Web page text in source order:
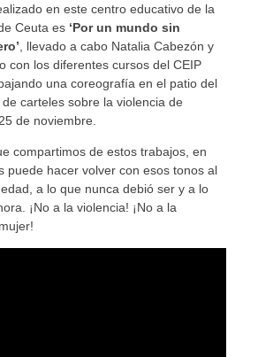
en este centro educativo de la
Ceuta es ‘Por un mundo sin
, llevado a cabo Natalia Cabezón y
con los diferentes cursos del CEIP
una coreografía en el patio del
carteles sobre la violencia de
de noviembre.
compartimos de estos trabajos, en
puede hacer volver con esos tonos al
a lo que nunca debió ser y a lo
¡No a la violencia! ¡No a la